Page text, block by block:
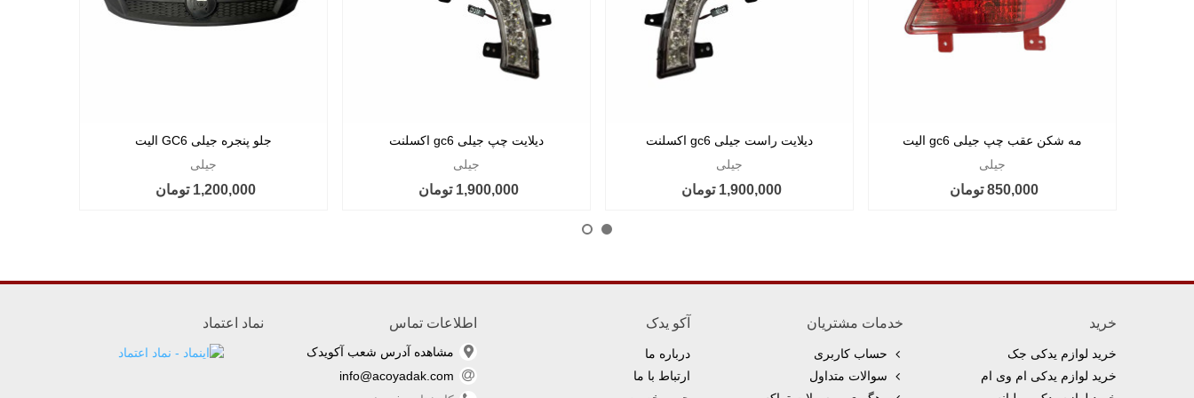
مه شکن عقب چپ جیلی gc6 الیت
جیلی
850,000 تومان
دیلایت راست جیلی gc6 اکسلنت
جیلی
1,900,000 تومان
دیلایت چپ جیلی gc6 اکسلنت
جیلی
1,900,000 تومان
جلو پنجره جیلی GC6 الیت
جیلی
1,200,000 تومان
خرید
خرید لوازم یدکی جک
خرید لوازم یدکی ام وی ام
خدمات مشتریان
حساب کاربری
سوالات متداول
آکو یدک
درباره ما
ارتباط با ما
اطلاعات تماس
مشاهده آدرس شعب آکویدک
info@acoyadak.com
نماد اعتماد